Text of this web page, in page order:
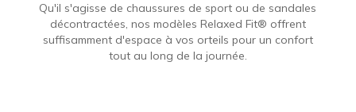
Qu'il s'agisse de chaussures de sport ou de sandales
décontractées, nos modèles Relaxed Fit® offrent
suffisamment d'espace à vos orteils pour un confort
tout au long de la journée.